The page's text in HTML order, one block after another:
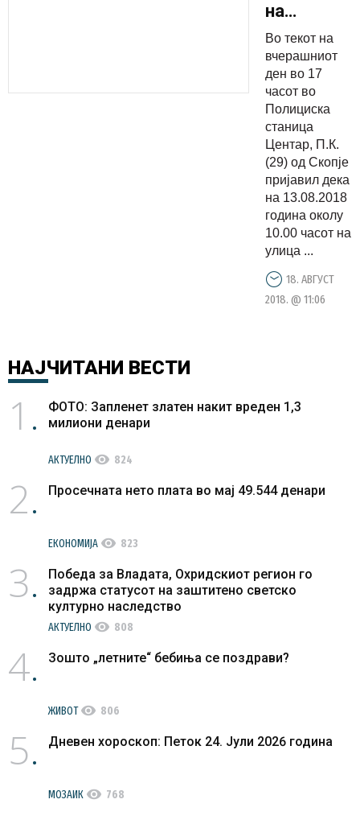
на
и на улица
Три лица
нападнати
од
кучиња
скитници
во Скопје
Во текот на
вчерашниот
ден во 17
часот во
Полициска
станица
Центар, П.К.
(29) од Скопје
пријавил дека
на 13.08.2018
година околу
10.00 часот на
улица ...
18. АВГУСТ
2018. @ 11:06
НАЈЧИТАНИ ВЕСТИ
1
ФОТО: Запленет златен накит вреден 1,3
милиони денари
АКТУЕЛНО visibility 824
2 Просечната нето плата во мај 49.544 денари
ЕКОНОМИЈА visibility 823
3
Победа за Владата, Охридскиот регион го
задржа статусот на заштитено светско
културно наследство
АКТУЕЛНО visibility 808
4 Зошто „летните“ бебиња се поздрави?
ЖИВОТvisibility 806
5 Дневен хороскоп: Петок 24. Јули 2026 година
МОЗАИК visibility 768